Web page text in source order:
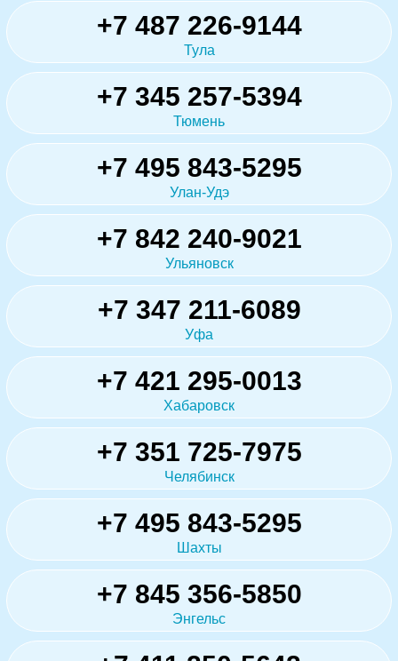
+7 487 226-9144
Тула
+7 345 257-5394
Тюмень
+7 495 843-5295
Улан-Удэ
+7 842 240-9021
Ульяновск
+7 347 211-6089
Уфа
+7 421 295-0013
Хабаровск
+7 351 725-7975
Челябинск
+7 495 843-5295
Шахты
+7 845 356-5850
Энгельс